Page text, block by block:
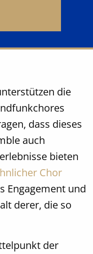
die
dass dieses
auch
bieten
Chor
Engagement und
derer, die so
der